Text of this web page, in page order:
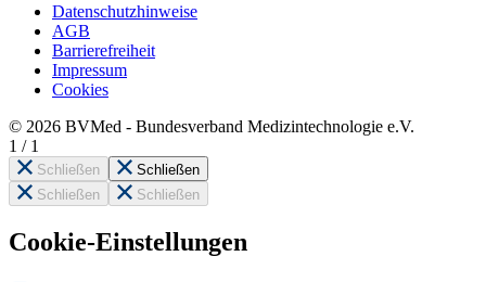
Datenschutzhinweise
AGB
Barrierefreiheit
Impressum
Cookies
© 2026 BVMed - Bundesverband Medizintechnologie e.V.
1 / 1
Schließen
Schließen
Schließen
Schließen
Cookie-Einstellungen